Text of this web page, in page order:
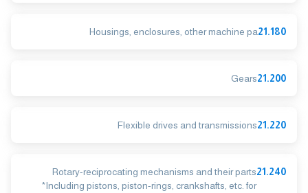
21.180
Housings, enclosures, other machine pa
21.200
Gears
21.220
Flexible drives and transmissions
21.240
Rotary-reciprocating mechanisms and their parts
*Including pistons, piston-rings, crankshafts, etc. for